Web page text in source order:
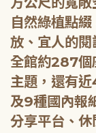
自然綠植點
放、宜人的閱
全館約287個
主題，還有
及9種國內報